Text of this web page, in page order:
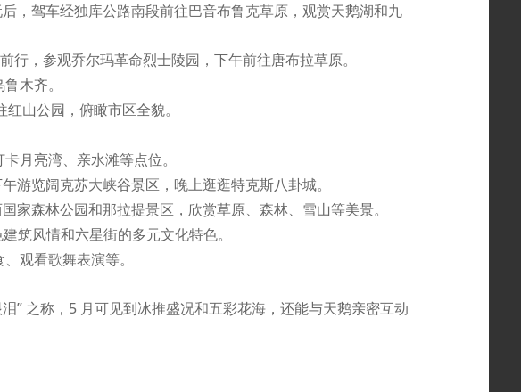
，驾车经独库公路南段前往巴音布鲁克草原，观赏天鹅湖和九
，参观乔尔玛革命烈士陵园，下午前往唐布拉草原。
木齐。
山公园，俯瞰市区全貌。
月亮湾、亲水滩等点位。
游览阔克苏大峡谷景区，晚上逛逛特克斯八卦城。
家森林公园和那拉提景区，欣赏草原、森林、雪山等美景。
筑风情和六星街的多元文化特色。
观看歌舞表演等。
” 之称，5 月可见到冰推盛况和五彩花海，还能与天鹅亲密互动